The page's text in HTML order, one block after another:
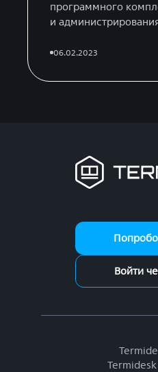
программного
и
06.02.2023
Войти